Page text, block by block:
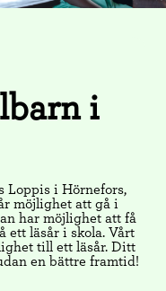
i
Loppis i Hörnefors,
möjlighet att gå i
har möjlighet att få
ett läsår i skola. Vårt
till ett läsår. Ditt
en bättre framtid!